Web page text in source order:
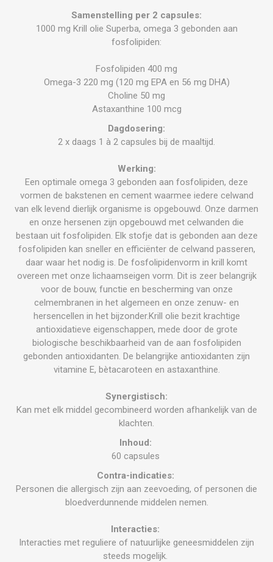
Samenstelling per 2 capsules:
1000 mg Krill olie Superba, omega 3 gebonden aan
fosfolipiden:
Fosfolipiden 400 mg
Omega-3 220 mg (120 mg EPA en 56 mg DHA)
Choline 50 mg
Astaxanthine 100 mcg
Dagdosering:
2 x daags 1 à 2 capsules bij de maaltijd.
Werking:
Een optimale omega 3 gebonden aan fosfolipiden, deze
vormen de bakstenen en cement waarmee iedere celwand
van elk levend dierlijk organisme is opgebouwd. Onze darmen
en onze hersenen zijn opgebouwd met celwanden die
bestaan uit fosfolipiden. Elk stofje dat is gebonden aan deze
fosfolipiden kan sneller en efficiënter de celwand passeren,
daar waar het nodig is. De fosfolipidenvorm in krill komt
overeen met onze lichaamseigen vorm. Dit is zeer belangrijk
voor de bouw, functie en bescherming van onze
celmembranen in het algemeen en onze zenuw- en
hersencellen in het bijzonder.Krill olie bezit krachtige
antioxidatieve eigenschappen, mede door de grote
biologische beschikbaarheid van de aan fosfolipiden
gebonden antioxidanten. De belangrijke antioxidanten zijn
vitamine E, bètacaroteen en astaxanthine.
Synergistisch:
Kan met elk middel gecombineerd worden afhankelijk van de
klachten.
Inhoud:
60 capsules
Contra-indicaties:
Personen die allergisch zijn aan zeevoeding, of personen die
bloedverdunnende middelen nemen.
Interacties:
Interacties met reguliere of natuurlijke geneesmiddelen zijn
steeds mogelijk.